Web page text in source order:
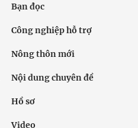
Bạn đọc
Công nghiệp hỗ trợ
Nông thôn mới
Nội dung chuyên đề
Hồ sơ
Video